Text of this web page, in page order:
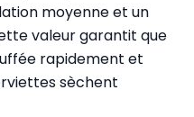
moyenne et un
valeur garantit que
rapidement et
sèchent